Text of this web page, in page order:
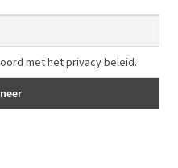
met het privacy beleid.